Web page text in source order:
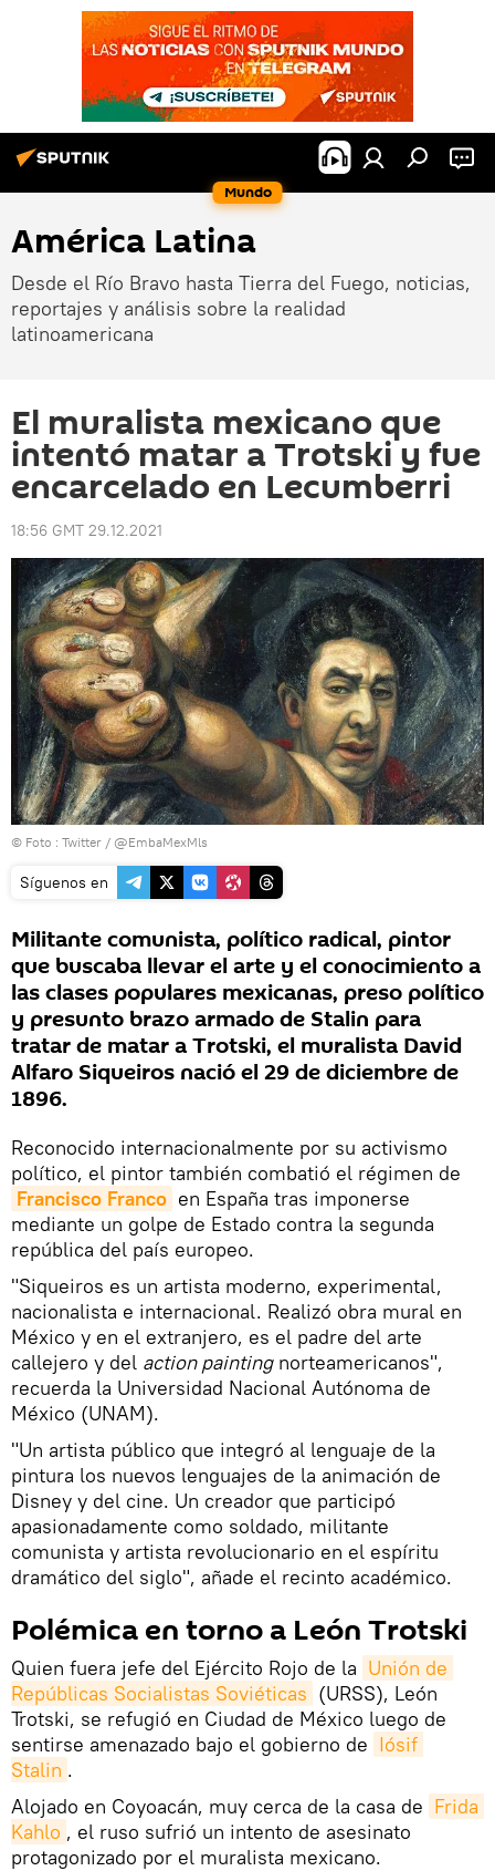
Mundo
América Latina
Desde el Río Bravo hasta Tierra del Fuego, noticias,
reportajes y análisis sobre la realidad
latinoamericana
El muralista mexicano que
intentó matar a Trotski y fue
encarcelado en Lecumberri
18:56 GMT 29.12.2021
© Foto : Twitter / @EmbaMexMls
Síguenos en
Militante comunista, político radical, pintor
que buscaba llevar el arte y el conocimiento a
las clases populares mexicanas, preso político
y presunto brazo armado de Stalin para
tratar de matar a Trotski, el muralista David
Alfaro Siqueiros nació el 29 de diciembre de
1896.
Reconocido internacionalmente por su activismo
político, el pintor también combatió el régimen de
Francisco Franco en España tras imponerse
mediante un golpe de Estado contra la segunda
república del país europeo.
"Siqueiros es un artista moderno, experimental,
nacionalista e internacional. Realizó obra mural en
México y en el extranjero, es el padre del arte
callejero y del action paintingnorteamericanos",
recuerda la Universidad Nacional Autónoma de
México (UNAM).
"Un artista público que integró al lenguaje de la
pintura los nuevos lenguajes de la animación de
Disney y del cine. Un creador que participó
apasionadamente como soldado, militante
comunista y artista revolucionario en el espíritu
dramático del siglo", añade el recinto académico.
Polémica en torno a León Trotski
Quien fuera jefe del Ejército Rojo de la Unión de
Repúblicas Socialistas Soviéticas (URSS), León
Trotski, se refugió en Ciudad de México luego de
sentirse amenazado bajo el gobierno de Iósif
Stalin .
Alojado en Coyoacán, muy cerca de la casa de Frida
Kahlo , el ruso sufrió un intento de asesinato
protagonizado por el muralista mexicano.